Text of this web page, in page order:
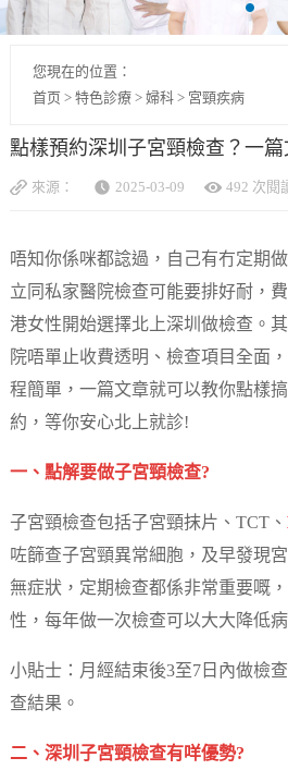
您現在的位置：
首页 > 特色診療> 婦科> 宮頸疾病
點樣預約深圳子宮頸檢查？一篇
來源： 2025-03-09 492 次閱
唔知你係咪都諗過，自己有冇定期
立同私家醫院檢查可能要排好耐，
港女性開始選擇北上深圳做檢查。
院唔單止收費透明、檢查項目全面
程簡單，一篇文章就可以教你點樣
約，等你安心北上就診!
一、點解要做子宮頸檢查?
子宮頸檢查包括子宮頸抹片、TCT、
咗篩查子宮頸異常細胞，及早發現
無症狀，定期檢查都係非常重要嘅
性，每年做一次檢查可以大大降低病
小貼士：月經結束後3至7日內做檢
查結果。
二、深圳子宮頸檢查有咩優勢?